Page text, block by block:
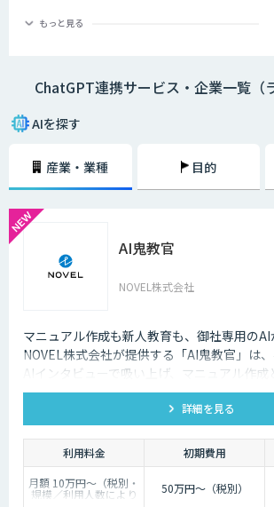
ChatGPTの最大の特徴として、人間との自然な対話
もっと見る
ChatGPT連携サービス・企業一覧（
AIを探す
産業・業種 目的
AI鬼教官
NOVEL株式会社
マニュアル作成も新人教育も、御社専用のAI
NOVEL株式会社が提供する「AI鬼教官」は
AIインタビューで吸い上げ、マニュアル作
するAI教育係です。24時間・出典つきで新
詳細を見る
利用料金 初期費用
月額 10万円〜（税別・
規模／利用人数により 50万円〜（税別）